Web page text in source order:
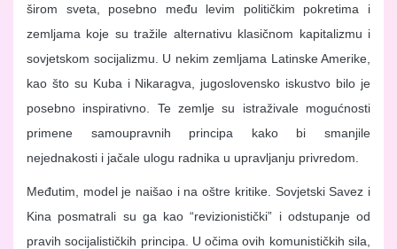
širom sveta, posebno među levim političkim pokretima i
zemljama koje su tražile alternativu klasičnom kapitalizmu i
sovjetskom socijalizmu. U nekim zemljama Latinske Amerike,
kao što su Kuba i Nikaragva, jugoslovensko iskustvo bilo je
posebno inspirativno. Te zemlje su istraživale mogućnosti
primene samoupravnih principa kako bi smanjile
nejednakosti i jačale ulogu radnika u upravljanju privredom.
Međutim, model je naišao i na oštre kritike. Sovjetski Savez i
Kina posmatrali su ga kao “revizionistički” i odstupanje od
pravih socijalističkih principa. U očima ovih komunističkih sila,